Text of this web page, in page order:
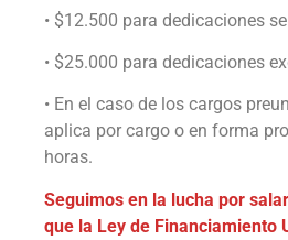
• $12.500 para dedicaciones
• $25.000 para dedicaciones
• En el caso de los cargos
aplica por cargo o en forma
horas.
Seguimos en la lucha por
que la Ley de Financiamiento